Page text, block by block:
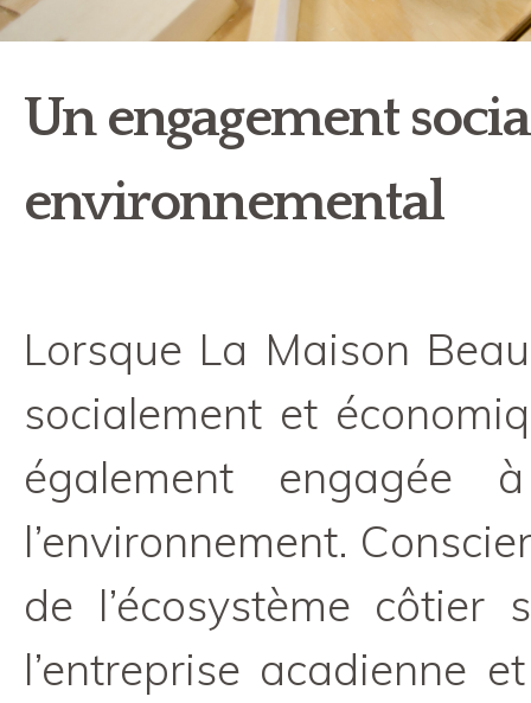
Un engagement
environnemental
Lorsque La Maison
socialement et
également engagée
l’environnement.
de l’écosystème
l’entreprise acadienne